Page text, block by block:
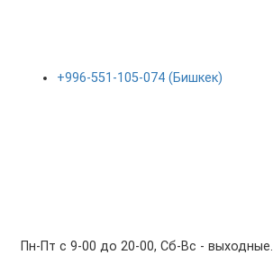
+996-551-105-074 (Бишкек)
Пн-Пт с 9-00 до 20-00, Сб-Вс - выходные.